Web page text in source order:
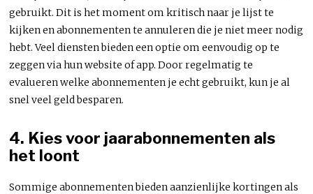
gebruikt. Dit is het moment om kritisch naar je lijst te
kijken en abonnementen te annuleren die je niet meer nodig
hebt. Veel diensten bieden een optie om eenvoudig op te
zeggen via hun website of app. Door regelmatig te
evalueren welke abonnementen je echt gebruikt, kun je al
snel veel geld besparen.
4. Kies voor jaarabonnementen als
het loont
Sommige abonnementen bieden aanzienlijke kortingen als